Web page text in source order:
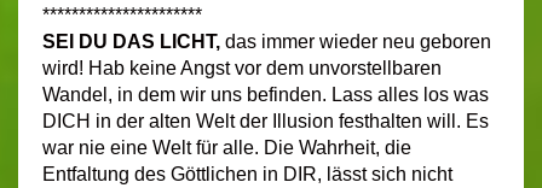
**********************
SEI DU DAS LICHT, das immer wieder neu geboren
wird! Hab keine Angst vor dem unvorstellbaren
Wandel, in dem wir uns befinden. Lass alles los was
DICH in der alten Welt der Illusion festhalten will. Es
war nie eine Welt für alle. Die Wahrheit, die
Entfaltung des Göttlichen in DIR, lässt sich nicht